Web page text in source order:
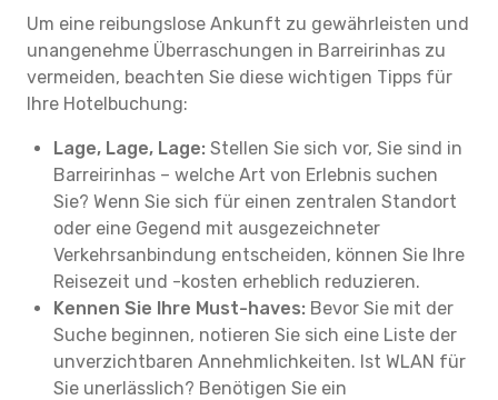
Um eine reibungslose Ankunft zu gewährleisten und
unangenehme Überraschungen in Barreirinhas zu
vermeiden, beachten Sie diese wichtigen Tipps für
Ihre Hotelbuchung:
Lage, Lage, Lage: Stellen Sie sich vor, Sie sind in
Barreirinhas – welche Art von Erlebnis suchen
Sie? Wenn Sie sich für einen zentralen Standort
oder eine Gegend mit ausgezeichneter
Verkehrsanbindung entscheiden, können Sie Ihre
Reisezeit und -kosten erheblich reduzieren.
Kennen Sie Ihre Must-haves: Bevor Sie mit der
Suche beginnen, notieren Sie sich eine Liste der
unverzichtbaren Annehmlichkeiten. Ist WLAN für
Sie unerlässlich? Benötigen Sie ein